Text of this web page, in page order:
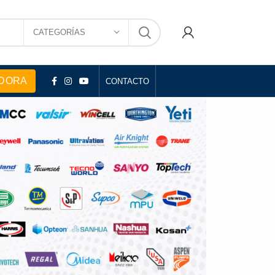
CATEGORÍAS
CONTACTO